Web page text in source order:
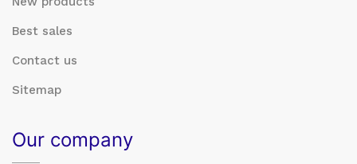
Best sales
Contact us
Sitemap
Our company